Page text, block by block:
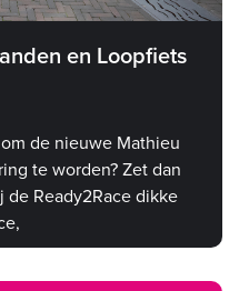
en Loopfiets
de nieuwe Mathieu
te worden? Zet dan
de Ready2Race dikke